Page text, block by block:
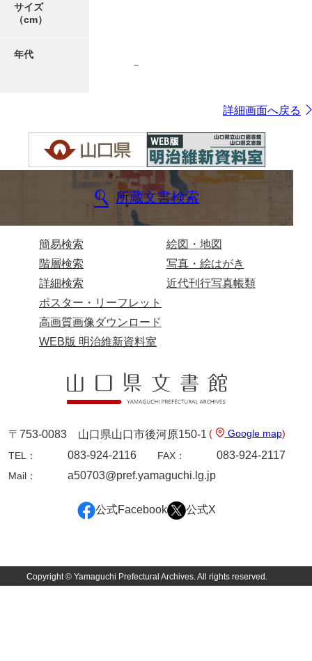
サイズ
（cm）
年代
－
詳細画面へ戻る
所蔵文書検索
簡易検索
階層検索
詳細検索
絵図・地図
写真・絵はがき
近代刊行写真帳類
ポスター・リーフレット
高画質画像ダウンロード
WEB版 明治維新資料室
〒753-0083 山口県山口市後河原150-1 ( Google map)
TEL：
083-924-2116 FAX： 083-924-2117
Mail： a50703@pref.yamaguchi.lg.jp
公式Facebook 公式X
Copyright © Yamaguchi Prefectural Archives. All rights reserved.